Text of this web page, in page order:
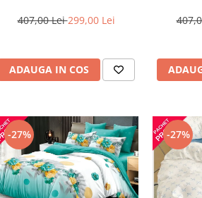
407,00 Lei299,00 Lei
ADAUGA IN COS
-27% -27%